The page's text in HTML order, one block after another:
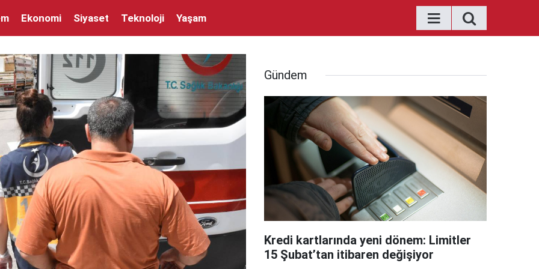
Ekonomi Siyaset Teknoloji Yaşam
Gündem
Kredi kartlarında yeni dönem: Limitler
15 Şubat’tan itibaren değişiyor